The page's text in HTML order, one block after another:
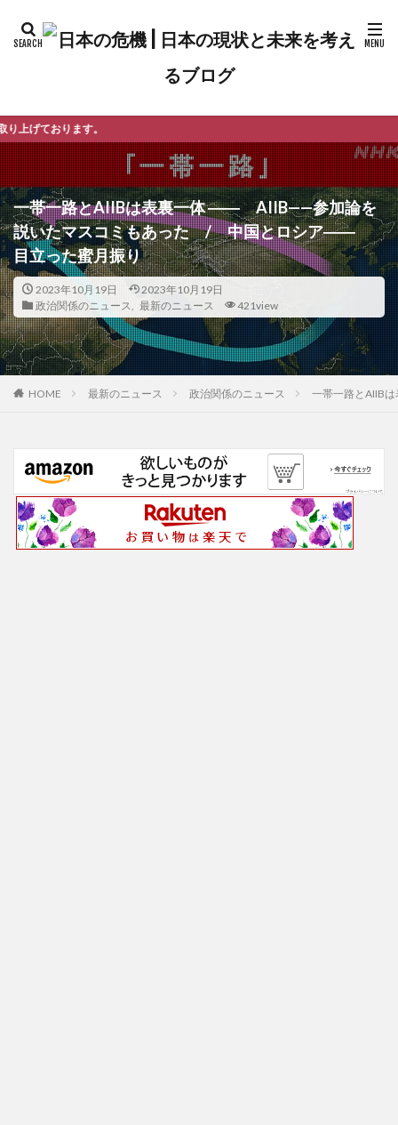
一帯一路とAIIBは表裏一体 ―― AIIB——参加論を
説いたマスコミもあった / 中国とロシア――
目立った蜜月振り
2023年10月19日
2023年10月19日
政治関係のニュース
最新のニュース 421view
HOME 最新のニュース 政治関係のニュース 一帯一路とAIIB